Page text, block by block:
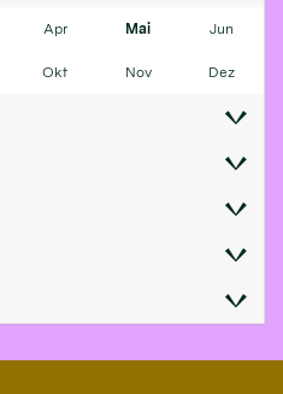
Apr Mai Jun
Okt Nov Dez